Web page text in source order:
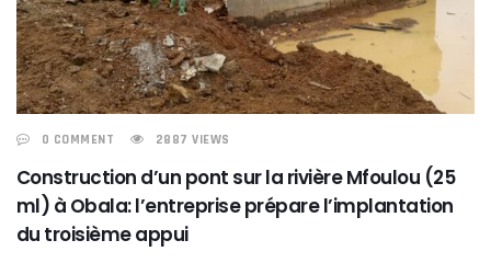
0 COMMENT 2887 VIEWS
Construction d’un pont sur la rivière Mfoulou (25
ml) à Obala: l’entreprise prépare l’implantation
du troisième appui